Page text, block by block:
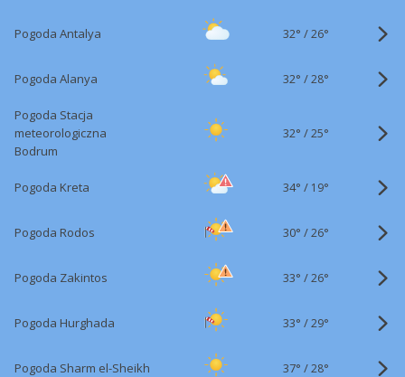
Pogoda Antalya 32° /26°
Pogoda Alanya 32° /28°
Pogoda Stacja
meteorologiczna
Bodrum
32° /25°
Pogoda Kreta 34° / 19°
Pogoda Rodos 30° /26°
Pogoda Zakintos 33° /26°
Pogoda Hurghada 33° /29°
Pogoda Sharm el-Sheikh 37° /28°